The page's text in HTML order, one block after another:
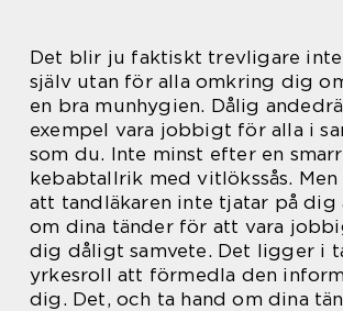
Det blir ju faktiskt trevligare
själv utan för alla omkring dig
en bra munhygien. Dålig
exempel vara jobbigt för alla i
som du. Inte minst efter en
kebabtallrik med vitlökssås. Men
att tandläkaren inte tjatar på dig
om dina tänder för att vara
dig dåligt samvete. Det ligger i
yrkesroll att förmedla den
dig. Det, och ta hand om dina